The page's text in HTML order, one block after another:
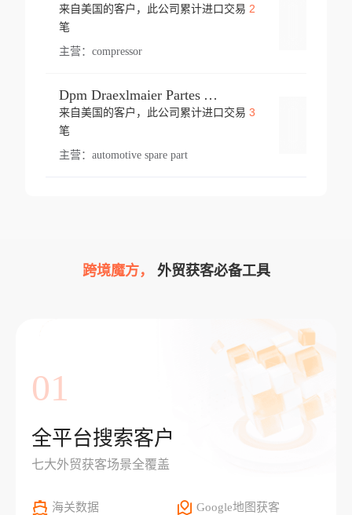
来自美国的客户，此公司累计进口交易 2
笔
主营： compressor
Dpm Draexlmaier Partes Automotrices Corr Ind Huejotzingo
来自美国的客户，此公司累计进口交易 3
笔
主营： automotive spare part
跨境魔方， 外贸获客必备工具
01
全平台搜索客户
七大外贸获客场景全覆盖
海关数据 Google地图获客